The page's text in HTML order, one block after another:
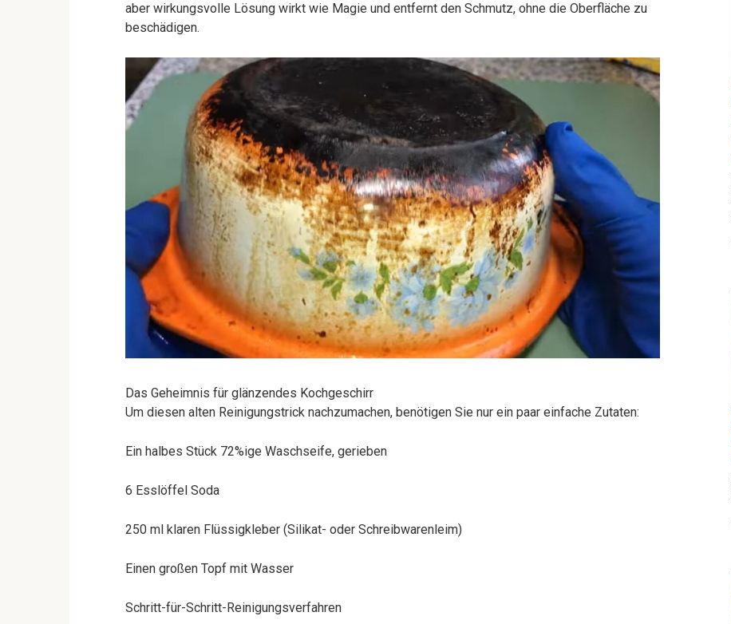
aber wirkungsvolle Lösung wirkt wie Magie und entfernt den Schmutz, ohne die Oberfläche zu
beschädigen.
Das Geheimnis für glänzendes Kochgeschirr
Um diesen alten Reinigungstrick nachzumachen, benötigen Sie nur ein paar einfache Zutaten:
Ein halbes Stück 72%ige Waschseife, gerieben
6 Esslöffel Soda
250 ml klaren Flüssigkleber (Silikat- oder Schreibwarenleim)
Einen großen Topf mit Wasser
Schritt-für-Schritt-Reinigungsverfahren